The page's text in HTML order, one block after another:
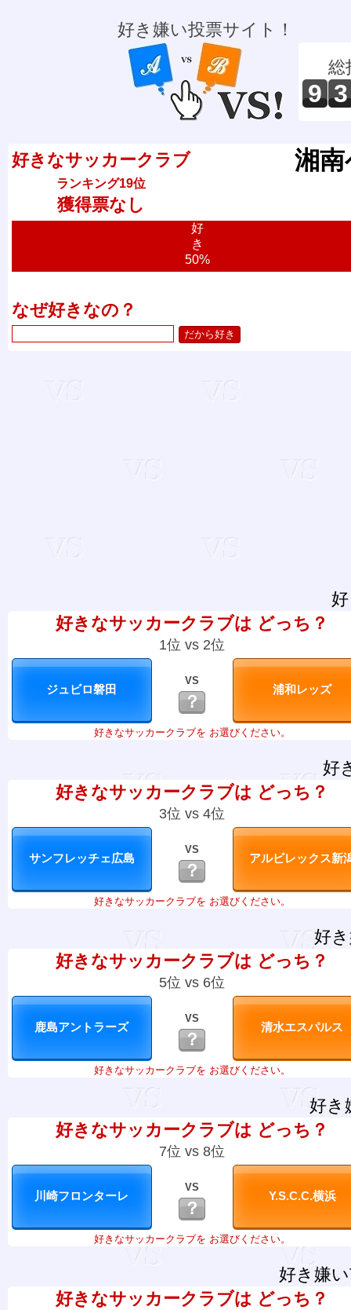
好き嫌い投票サイト！
総
9 3
好きなサッカークラブ
ランキング19位
獲得票なし
湘
好
き
50%
なぜ好きなの？
好きなサッカークラブは どっち？
1位 vs 2位
VS
？
好きなサッカークラブを お選びください。
好
好きなサッカークラブは どっち？
3位 vs 4位
VS
？
好きなサッカークラブを お選びください。
好
好きなサッカークラブは どっち？
5位 vs 6位
VS
？
好きなサッカークラブを お選びください。
好き
好きなサッカークラブは どっち？
7位 vs 8位
VS
？
好きなサッカークラブを お選びください。
好き嫌
好きなサッカークラブは どっち？